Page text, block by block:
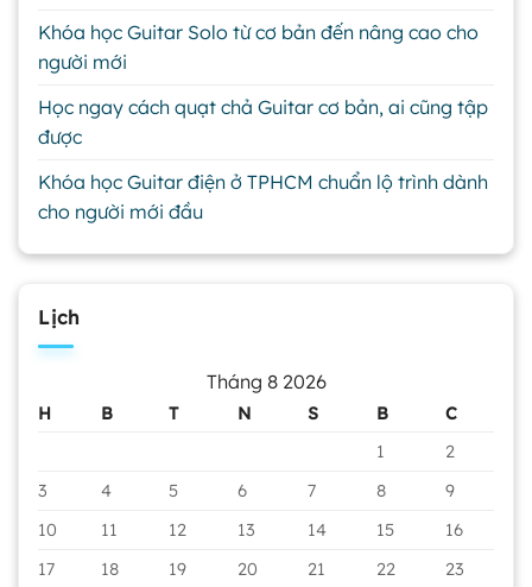
Khóa học Guitar Solo từ cơ bản đến nâng cao cho
người mới
Học ngay cách quạt chả Guitar cơ bản, ai cũng tập
được
Khóa học Guitar điện ở TPHCM chuẩn lộ trình dành
cho người mới đầu
Lịch
Tháng 8 2026
H B T N S B
C
1
2
3
4 5 6 7 8
9
10
11 12 13 14 15
16
17
18 19 20 21 22
23